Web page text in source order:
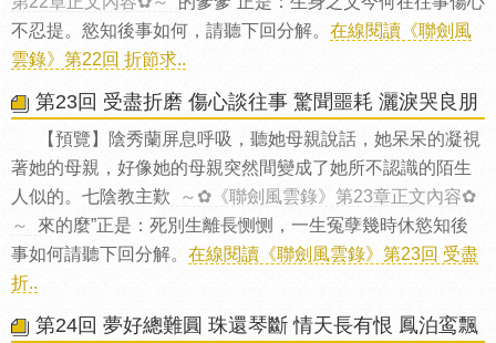
不忍提。慾知後事如何，請聽下回分解。 在線閱讀《聯劍風
雲錄》第22回 折節求..
第23回 受盡折磨 傷心談往事 驚聞噩耗 灑淚哭良朋
【預覽】陰秀蘭屏息呼吸，聽她母親說話，她呆呆的凝視
著她的母親，好像她的母親突然間變成了她所不認識的陌生
人似的。七陰教主歎
～✿《聯劍風雲錄》第23章正文內容✿
～
來的麼”正是：死別生離長恻恻，一生冤孽幾時休慾知後
事如何請聽下回分解。 在線閱讀《聯劍風雲錄》第23回 受盡
折..
第24回 夢好總難圓 珠還琴斷 情天長有恨 鳳泊鸾飄